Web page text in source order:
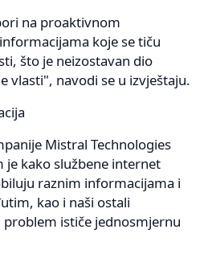
na proaktivnom
koje se tiču
što je neizostavan dio
vlasti", navodi se u izvještaju.
Mistral Technologies
je kako službene internet
raznim informacijama i
kao i naši ostali
ističe jednosmjernu